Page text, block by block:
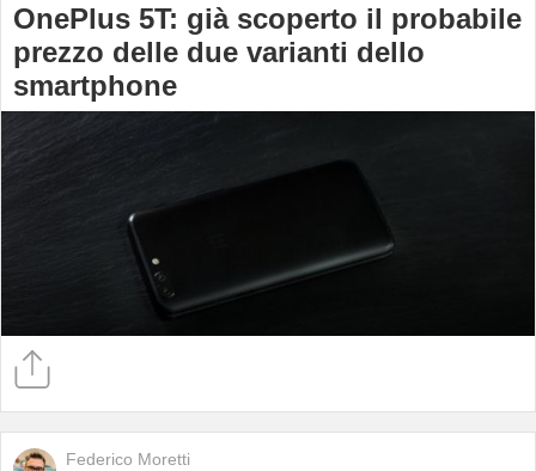
OnePlus 5T: già scoperto il probabile
prezzo delle due varianti dello
smartphone
Federico Moretti